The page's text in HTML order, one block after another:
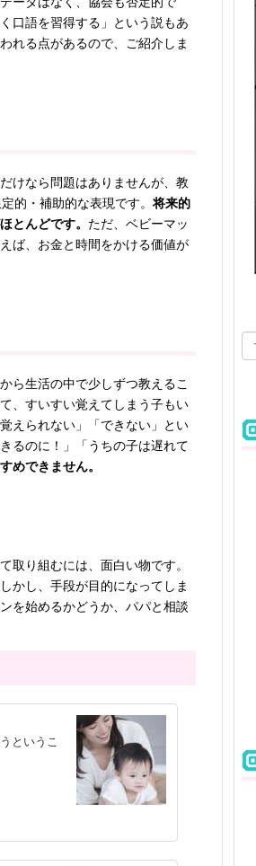
口語を習得する」という説もあ
れる点があるので、ご紹介しま
けなら問題はありませんが、教
的・補助的な表現です。将来的
とんどです。 ただ、ベビーマッ
ば、お金と時間をかける価値が
ら生活の中で少しずつ教えるこ
、すいすい覚えてしまう子もい
えられない」「できない」とい
るのに！」「うちの子は遅れて
めできません。
取り組むには、面白い物です。
かし、手段が目的になってしま
を始めるかどうか、パパと相談
というこ